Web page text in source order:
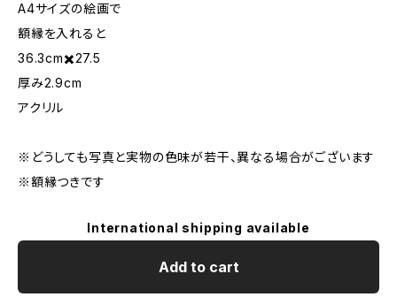
A4サイズの絵画で
額縁を入れると
36.3cm✖️27.5
厚み2.9cm
アクリル
※どうしても写真と実物の色味が若干、異なる場合がございます
※額縁つきです
International shipping available
Add to cart